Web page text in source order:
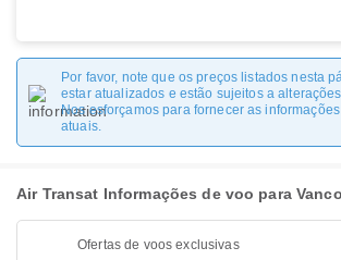
Por favor, note que os preços listados nesta
estar atualizados e estão sujeitos a
Nos esforçamos para fornecer as
atuais.
Air Transat Informações de voo para
Ofertas de voos exclusivas